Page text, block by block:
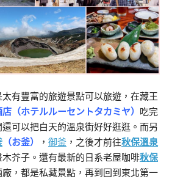
太有豐富的旅遊景點可以旅遊，在藏王
（ホテルルーセントタカミヤ）
吃完
可以把白天的溫泉街好好逛逛。而另
（お釜） ， 御釜 ，之後才前往秋保溫泉
芥子。還有最新的日系老屋咖啡秋保
，都是私藏景點，再到回到東北第一